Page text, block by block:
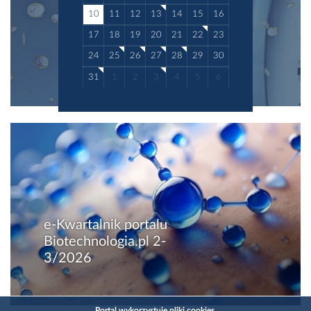
10 11 12 13 14 15 16
17 18 19 20 21 22 23
24 25 26 27 28 29 30
31 1 2 3 4 5 6
e-Kwartalnik portalu
Biotechnologia.pl 2-
3/2026